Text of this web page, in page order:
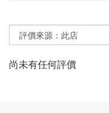
尚未有任何評價